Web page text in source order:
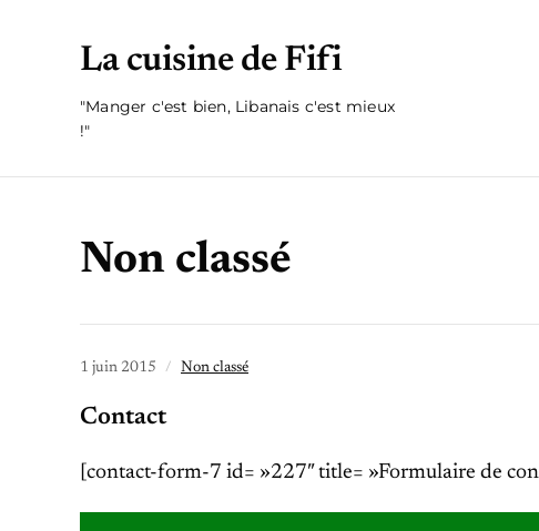
La cuisine de Fifi
"Manger c'est bien, Libanais c'est mieux
!"
Non classé
1 juin 2015 Non classé
Contact
[contact-form-7 id= »227″ title= »Formulaire de